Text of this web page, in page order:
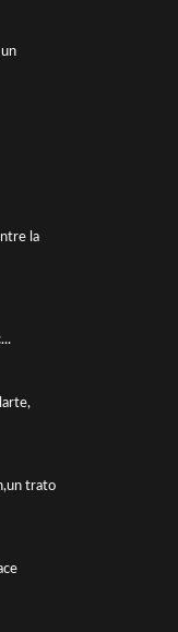
la
trato